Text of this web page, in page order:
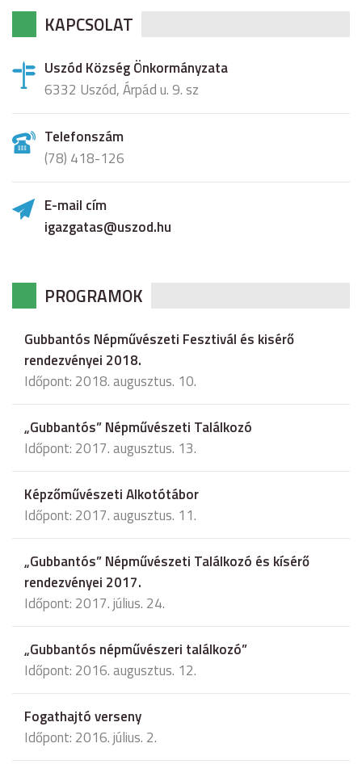
KAPCSOLAT
Uszód Község Önkormányzata
6332 Uszód, Árpád u. 9. sz
Telefonszám
(78) 418-126
E-mail cím
igazgatas@uszod.hu
PROGRAMOK
Gubbantós Népművészeti Fesztivál és kisérő
rendezvényei 2018.
Időpont: 2018. augusztus. 10.
„Gubbantós” Népművészeti Találkozó
Időpont: 2017. augusztus. 13.
Képzőművészeti Alkotótábor
Időpont: 2017. augusztus. 11.
„Gubbantós” Népművészeti Találkozó és kísérő
rendezvényei 2017.
Időpont: 2017. július. 24.
„Gubbantós népművészeri találkozó”
Időpont: 2016. augusztus. 12.
Fogathajtó verseny
Időpont: 2016. július. 2.